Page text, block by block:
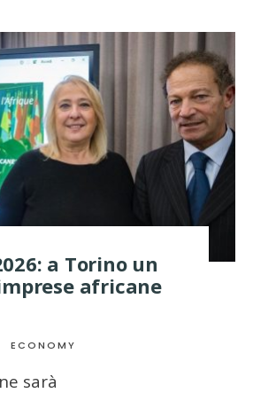
a Torino un
africane
ECONOMY
sarà